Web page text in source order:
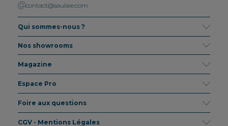
contact@saulaie.com
Qui sommes-nous ?
Nos showrooms
Magazine
Espace Pro
Foire aux questions
CGV - Mentions Légales